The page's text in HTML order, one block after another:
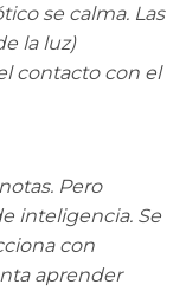
se calma. Las
la luz)
contacto con el
Pero
inteligencia. Se
con
aprender